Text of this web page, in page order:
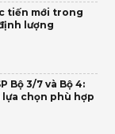
tiến mới trong
lượng
Bộ 3/7 và Bộ 4:
chọn phù hợp